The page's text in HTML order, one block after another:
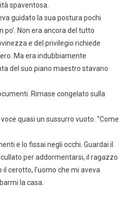
spaventosa.
guidato la sua postura pochi
Non era ancora del tutto
e del privilegio richiede
Ma era indubbiamente
del suo piano maestro stavano
Rimase congelato sulla
voce quasi un sussurro vuoto. “Come
e lo fissai negli occhi. Guardai il
per addormentarsi, il ragazzo
cerotto, l’uomo che mi aveva
la casa.